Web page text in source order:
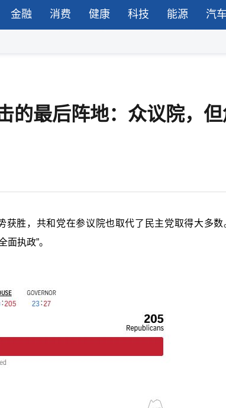
金融 消费 健康 科技 能源 汽车
的最后阵地：众议院，
获胜，共和党在参议院也取代了民主党取得大多数
执政”。